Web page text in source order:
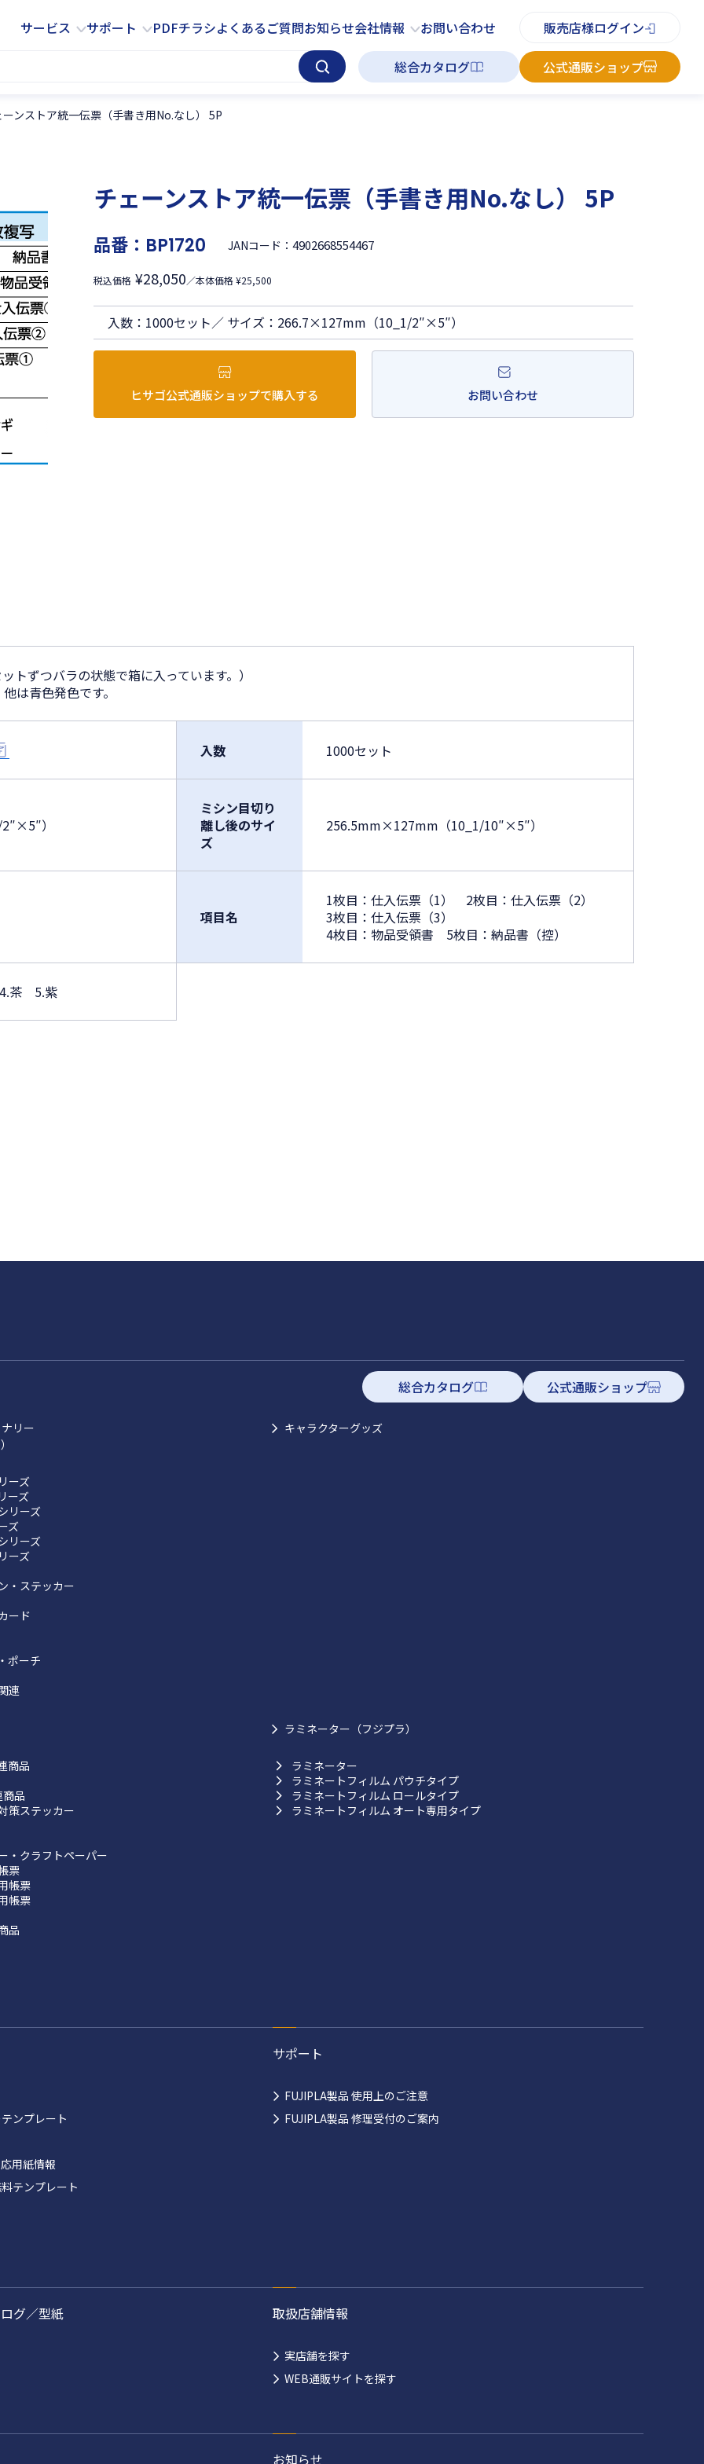
サービス サポート PDFチラシよくあるご質問お知らせ会社情報 お問い合わせ 販売店様ログイン
総合カタログ 公式通販ショップ
サービス サポート PDFチラシ よくあるご質問 お知らせ お問い合わせ
ーンストア統一伝票（手書き用No.なし） 5P
チェーンストア統一伝票（手書き用No.なし） 5P
品番： BP1720 JANコード：4902668554467
税込価格 ¥28,050／本体価格 ¥25,500
入数：1000セット／ サイズ：266.7×127mm（10_1/2″×5″）
ヒサゴ公式通販ショップで購入する お問い合わせ
トずつバラの状態で箱に入っています。）
は青色発色です。
入数 1000セット
）
ミシン目切り
離し後のサイ
ズ
256.5mm×127mm（10_1/10″×5″）
項目名
1枚目：仕入伝票（1） 2枚目：仕入伝票（2）
3枚目：仕入伝票（3）
4枚目：物品受領書 5枚目：納品書（控）
茶 5.紫
総合カタログ 公式通販ショップ
リー
ーズ
ーズ
リーズ
ズ
リーズ
ーズ
・ステッカー
ード
ポーチ
連
キャラクターグッズ
商品
品
策ステッカー
・クラフトペーパー
票
帳票
帳票
品
ラミネーター（フジプラ）
ラミネーター
ラミネートフィルム パウチタイプ
ラミネートフィルム ロールタイプ
ラミネートフィルム オート専用タイプ
ンプレート
用紙情報
テンプレート
サポート
FUJIPLA製品 使用上のご注意
FUJIPLA製品 修理受付のご案内
グ／型紙 取扱店舗情報
実店舗を探す
WEB通販サイトを探す
お知らせ